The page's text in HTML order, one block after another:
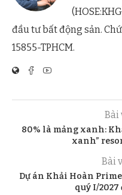
đầu tư bất động sản.
15855-TPHCM.
Bài
80% là mảng xanh:
xanh”
Bài
Dự án Khải Hoàn
quý I/